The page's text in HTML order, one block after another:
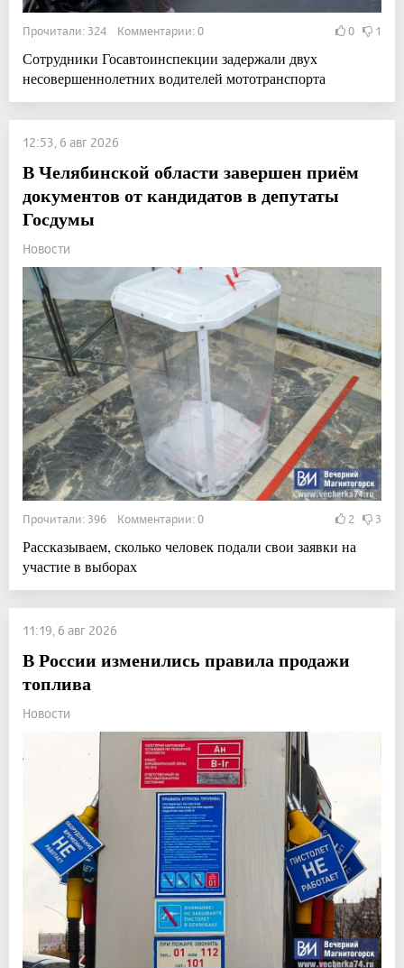
Прочитали: 324 Комментарии: 0 0 1
Сотрудники Госавтоинспекции задержали двух
несовершеннолетних водителей мототранспорта
12:53, 6 авг 2026
В Челябинской области завершен приём
документов от кандидатов в депутаты
Госдумы
Новости
Прочитали: 396 Комментарии: 0 2 3
Рассказываем, сколько человек подали свои заявки на
участие в выборах
11:19, 6 авг 2026
В России изменились правила продажи
топлива
Новости